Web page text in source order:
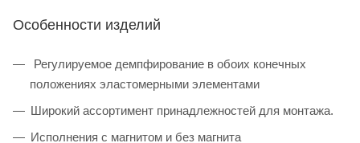
Особенности изделий
Регулируемое демпфирование в обоих конечных
положениях эластомерными элементами
Широкий ассортимент принадлежностей для монтажа.
Исполнения с магнитом и без магнита